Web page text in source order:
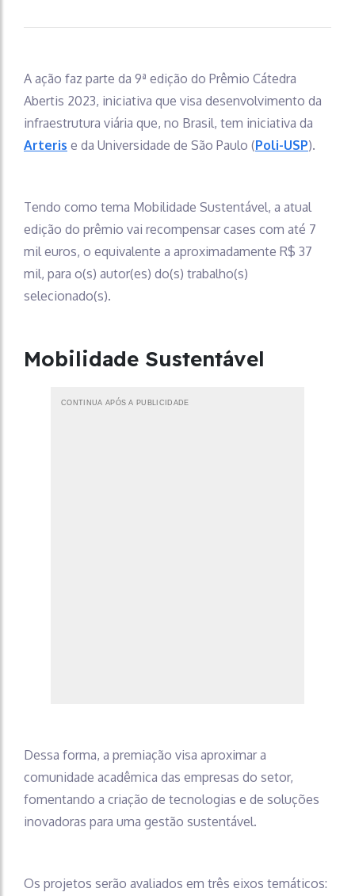
A ação faz parte da 9ª edição do Prêmio Cátedra
Abertis 2023, iniciativa que visa desenvolvimento da
infraestrutura viária que, no Brasil, tem iniciativa da
Arteris e da Universidade de São Paulo (Poli-USP).
Tendo como tema Mobilidade Sustentável, a atual
edição do prêmio vai recompensar cases com até 7
mil euros, o equivalente a aproximadamente R$ 37
mil, para o(s) autor(es) do(s) trabalho(s)
selecionado(s).
Mobilidade Sustentável
CONTINUA APÓS A PUBLICIDADE
Dessa forma, a premiação visa aproximar a
comunidade acadêmica das empresas do setor,
fomentando a criação de tecnologias e de soluções
inovadoras para uma gestão sustentável.
Os projetos serão avaliados em três eixos temáticos: